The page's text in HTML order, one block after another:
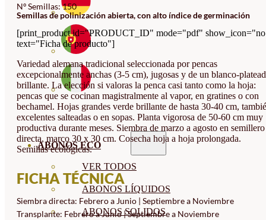
ABONOS ECO
VER TODOS
ABONOS LÍQUIDOS
ABONOS SOLIDOS
Nº Semillas: 150
Semillas de polinización abierta, con alto índice de germinación
[print_product id="PRODUCT_ID" mode="pdf"
text="Ficha de producto"]
Variedad alemana tradicional seleccionada por pencas
excepcionalmente anchas (3-5 cm), jugosas y de un blanco-
brillante. La elección si valoras la penca casi tanto como la hoja:
pencas que se cocinan magistralmente al vapor, en gratines o con
bechamel. Hojas grandes verde brillante de hasta 30-40 cm,
excelentes salteadas o en sopas. Planta vigorosa de 50-60 cm muy
productiva durante meses. Siembra de marzo a agosto en
directa, marco 30 x 30 cm. Cosecha hoja a hoja prolongada.
Semillas ecológicas.
FICHA TÉCNICA
Siembra directa: Febrero a Junio | Septiembre a Noviembre
Transplante: Febrero a Junio | Septiembre a Noviembre